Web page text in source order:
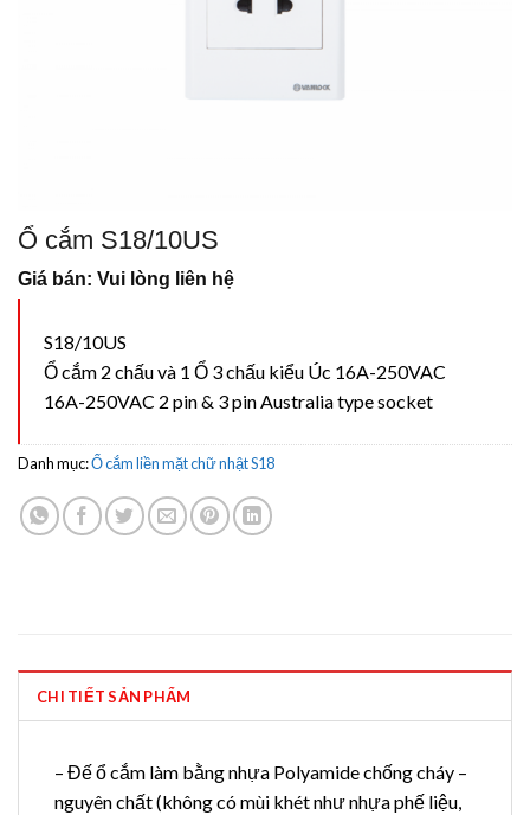
Ổ cắm S18/10US
Giá bán: Vui lòng liên hệ
S18/10US
Ổ cắm 2 chấu và 1 Ổ 3 chấu kiểu Úc 16A-250VAC
16A-250VAC 2 pin & 3 pin Australia type socket
Danh mục:Ổ cắm liền mặt chữ nhật S18
CHI TIẾT SẢN PHẨM
– Đế ổ cắm làm bằng nhựa Polyamide chống cháy –
nguyên chất (không có mùi khét như nhựa phế liệu,